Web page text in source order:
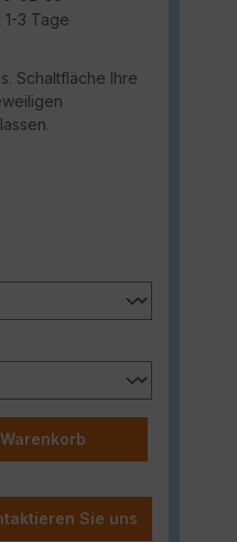
3 Tage
Schaltfläche Ihre
den
Sie uns